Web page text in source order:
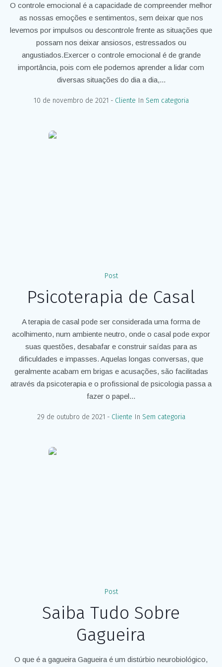
O controle emocional é a capacidade de compreender melhor
as nossas emoções e sentimentos, sem deixar que nos
levemos por impulsos ou descontrole frente as situações que
possam nos deixar ansiosos, estressados ou
angustiados.Exercer o controle emocional é de grande
importância, pois com ele podemos aprender a lidar com
diversas situações do dia a dia,...
10 de novembro de 2021 Cliente In Sem categoria
Post
Psicoterapia de Casal
A terapia de casal pode ser considerada uma forma de
acolhimento, num ambiente neutro, onde o casal pode expor
suas questões, desabafar e construir saídas para as
dificuldades e impasses. Aquelas longas conversas, que
geralmente acabam em brigas e acusações, são facilitadas
através da psicoterapia e o profissional de psicologia passa a
fazer o papel...
29 de outubro de 2021 Cliente In Sem categoria
Post
Saiba Tudo Sobre
Gagueira
O que é a gagueira Gagueira é um distúrbio neurobiológico,